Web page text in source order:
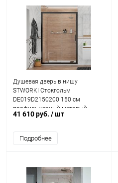
Душевая дверь в нишу
STWORKI Стокгольм
DE019D2150200 150 см
профиль черный матовый
41 610 руб. / шт
Подробнее